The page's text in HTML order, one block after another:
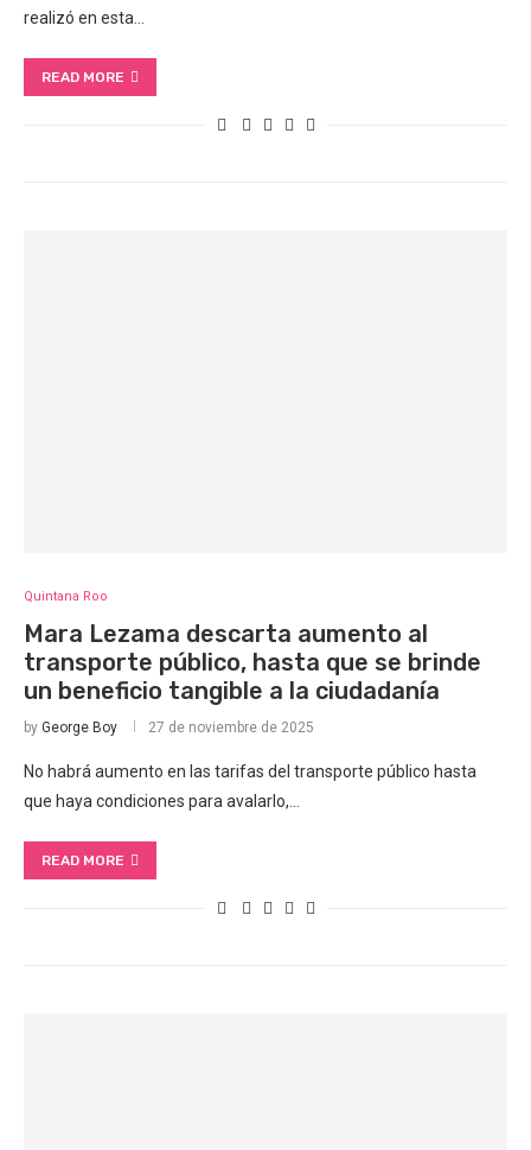
realizó en esta…
READ MORE
Quintana Roo
Mara Lezama descarta aumento al
transporte público, hasta que se brinde
un beneficio tangible a la ciudadanía
by George Boy 27 de noviembre de 2025
No habrá aumento en las tarifas del transporte público hasta
que haya condiciones para avalarlo,…
READ MORE